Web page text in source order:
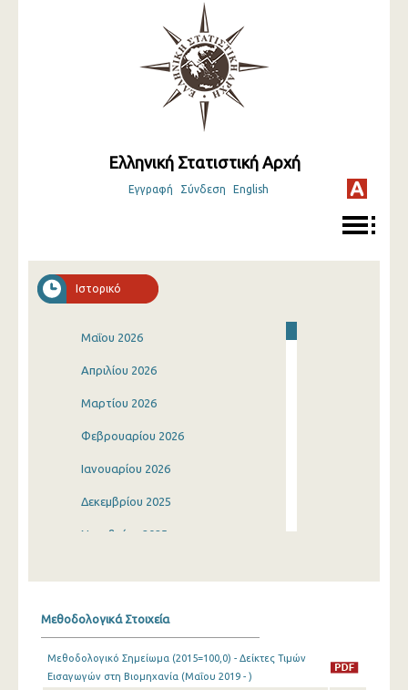
Ελληνική Στατιστική Αρχή
Εγγραφή Σύνδεση English
Ιστορικό
Μαΐου 2026
Απριλίου 2026
Μαρτίου 2026
Φεβρουαρίου 2026
Ιανουαρίου 2026
Δεκεμβρίου 2025
Νοεμβρίου 2025
Ιουλίου 2025
Μεθοδολογικά Στοιχεία
Μεθοδολογικό Σημείωμα (2015=100,0) - Δείκτες Τιμών
Εισαγωγών στη Βιομηχανία (Μαΐου 2019 - )